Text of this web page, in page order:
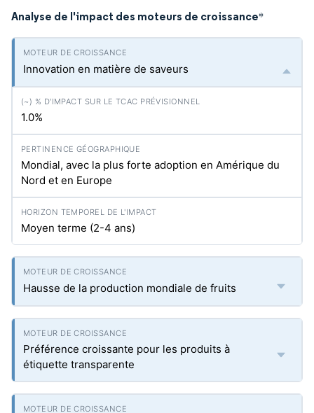
Analyse de l'impact des moteurs de croissance*
Innovation en matière de saveurs
1.0%
Mondial, avec la plus forte adoption en Amérique du
Nord et en Europe
Moyen terme (2-4 ans)
Hausse de la production mondiale de fruits
Préférence croissante pour les produits à
étiquette transparente